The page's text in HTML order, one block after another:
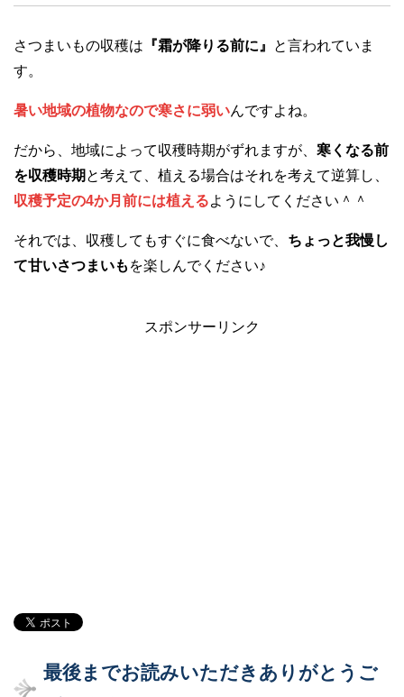
さつまいもの収穫は 『霜が降りる前に』
と言われていま
す。
暑い地域の植物なので寒さに弱いんですよね。
だから、地域によって収穫時期がずれますが、 寒くなる前
を収穫時期 と考えて、植える場合はそれを考えて逆算し、
収穫予定の4か月前には植えるようにしてください＾＾
それでは、収穫してもすぐに食べないで、 ちょっと我慢し
て甘いさつまいも を楽しんでください♪
スポンサーリンク
最後までお読みいただきありがとうご